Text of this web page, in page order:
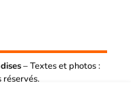
– Textes et photos :
réservés.